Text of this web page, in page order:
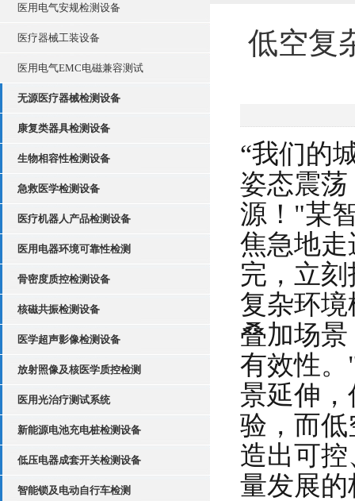
医用电气安规检测设备
医疗器械工装设备
医用电气EMC电磁兼容测试
无源医疗器械检测设备
康复类器具检测设备
生物相容性检测设备
急救医学检测设备
医疗机器人产品检测设备
医用电器环境可靠性检测
骨密度质控检测设备
核磁共振检测设备
医学超声影像检测设备
放射照像及核医学质控检测
医用光治疗测试系统
新能源电池充电桩检测设备
低压电器成套开关检测设备
智能锁及电动自行车检测
低空复
“我们的
姿态震
源！"某
焦急地
完，立
复杂环
叠加场
有效性
景延伸
验，而
造出可
量发展